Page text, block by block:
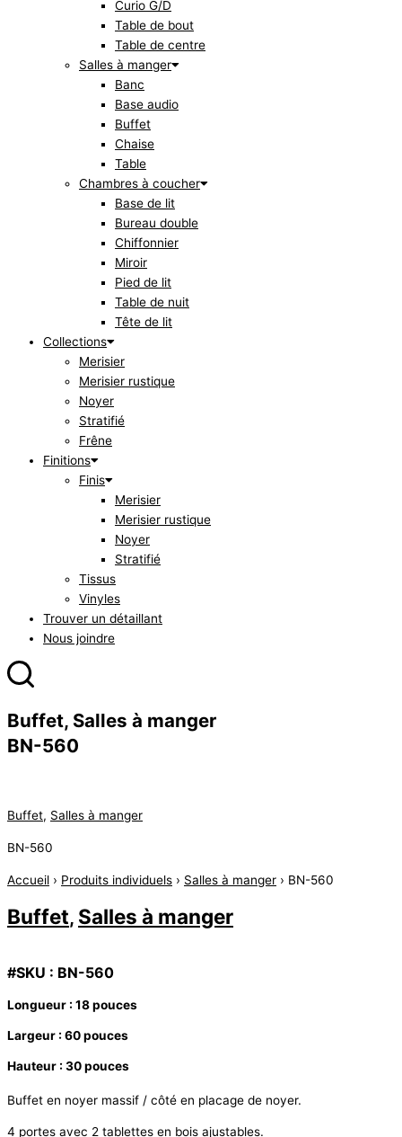
Curio G/D
Table de bout
Table de centre
Salles à manger
Banc
Base audio
Buffet
Chaise
Table
Chambres à coucher
Base de lit
Bureau double
Chiffonnier
Miroir
Pied de lit
Table de nuit
Tête de lit
Collections
Merisier
Merisier rustique
Noyer
Stratifié
Frêne
Finitions
Finis
Merisier
Merisier rustique
Noyer
Stratifié
Tissus
Vinyles
Trouver un détaillant
Nous joindre
Buffet, Salles à manger
BN-560
Buffet, Salles à manger
BN-560
Accueil › Produits individuels › Salles à manger › BN-560
Buffet, Salles à manger
#SKU : BN-560
Longueur : 18 pouces
Largeur : 60 pouces
Hauteur : 30 pouces
Buffet en noyer massif / côté en placage de noyer.
4 portes avec 2 tablettes en bois ajustables.